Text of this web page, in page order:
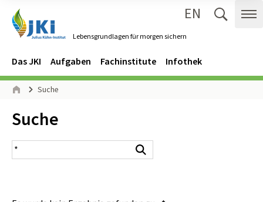
Lebensgrundlagen für morgen sichern
EN
Navigation
Hauptmenü
Das JKI Aufgaben Fachinstitute Infothek
Seitenpfad
Suche
Inhalt:
Suche
Suchergebnis